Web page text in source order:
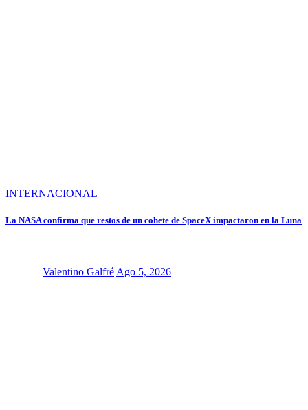
INTERNACIONAL
La NASA confirma que restos de un cohete de SpaceX impactaron en la Luna
Valentino Galfré Ago 5, 2026